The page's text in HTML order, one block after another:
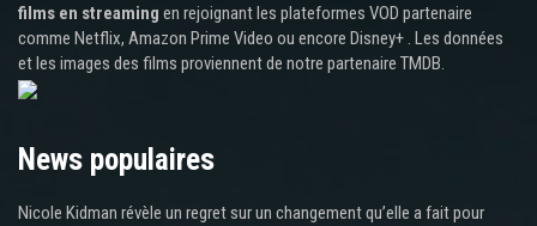
films en streaming en rejoignant les plateformes VOD partenaire
comme Netflix, Amazon Prime Video ou encore Disney+ . Les données
et les images des films proviennent de notre partenaire TMDB.
News populaires
Nicole Kidman révèle un regret sur un changement qu’elle a fait pour